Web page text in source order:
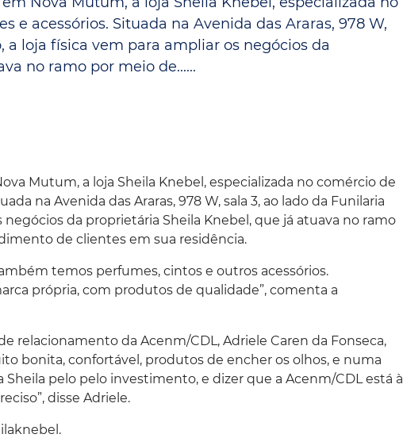
Proteção ao Crédito
Vante CRM
e acessórios. Situada na Avenida das Araras, 978 W,
a loja física vem para ampliar os negócios da
no ramo por meio de......
Mutum, a loja Sheila Knebel, especializada no comércio de
na Avenida das Araras, 978 W, sala 3, ao lado da Funilaria
da proprietária Sheila Knebel, que já atuava no ramo
de clientes em sua residência.
temos perfumes, cintos e outros acessórios.
própria, com produtos de qualidade”, comenta a
relacionamento da Acenm/CDL, Adriele Caren da Fonseca,
bonita, confortável, produtos de encher os olhos, e numa
Sheila pelo pelo investimento, e dizer que a Acenm/CDL está à
disse Adriele.